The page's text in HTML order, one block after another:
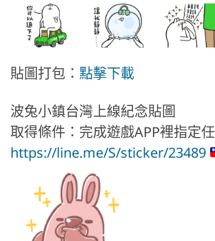
貼圖打包： 點擊下載
波兔小鎮台灣上線紀念貼圖
取得條件：完成遊戲APP裡指定
https://line.me/S/sticker/23489